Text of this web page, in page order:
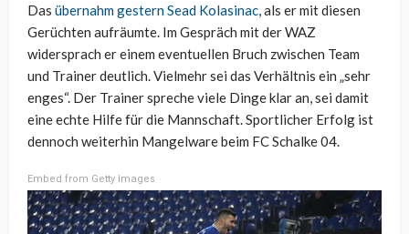
Das übernahm gestern Sead Kolasinac, als er mit diesen
Gerüchten aufräumte. Im Gespräch mit der WAZ
widersprach er einem eventuellen Bruch zwischen Team
und Trainer deutlich. Vielmehr sei das Verhältnis ein „sehr
enges“. Der Trainer spreche viele Dinge klar an, sei damit
eine echte Hilfe für die Mannschaft. Sportlicher Erfolg ist
dennoch weiterhin Mangelware beim FC Schalke 04.
Embed from Getty Images